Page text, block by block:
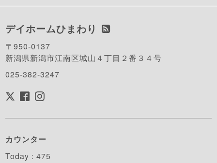
デイホームひまわり
〒950-0137
新潟県新潟市江南区城山４丁目２番３４号
025-382-3247
カウンター
Today :475